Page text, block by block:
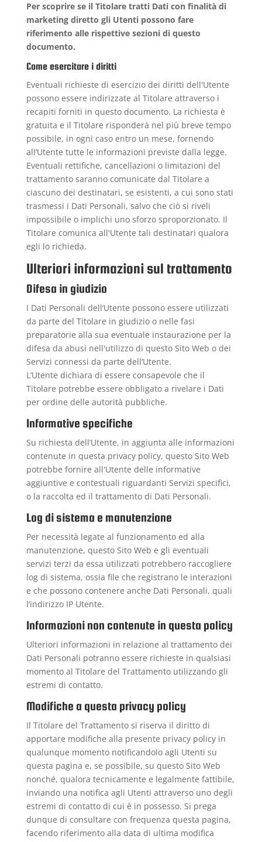
Per scoprire se il Titolare tratti Dati con finalità di
marketing diretto gli Utenti possono fare
riferimento alle rispettive sezioni di questo
documento.
Come esercitare i diritti
Eventuali richieste di esercizio dei diritti dell'Utente
possono essere indirizzate al Titolare attraverso i
recapiti forniti in questo documento. La richiesta è
gratuita e il Titolare risponderà nel più breve tempo
possibile, in ogni caso entro un mese, fornendo
all’Utente tutte le informazioni previste dalla legge.
Eventuali rettifiche, cancellazioni o limitazioni del
trattamento saranno comunicate dal Titolare a
ciascuno dei destinatari, se esistenti, a cui sono stati
trasmessi i Dati Personali, salvo che ciò si riveli
impossibile o implichi uno sforzo sproporzionato. Il
Titolare comunica all'Utente tali destinatari qualora
egli lo richieda.
Ulteriori informazioni sul trattamento
Difesa in giudizio
I Dati Personali dell’Utente possono essere utilizzati
da parte del Titolare in giudizio o nelle fasi
preparatorie alla sua eventuale instaurazione per la
difesa da abusi nell'utilizzo di questo Sito Web o dei
Servizi connessi da parte dell’Utente.
L’Utente dichiara di essere consapevole che il
Titolare potrebbe essere obbligato a rivelare i Dati
per ordine delle autorità pubbliche.
Informative specifiche
Su richiesta dell’Utente, in aggiunta alle informazioni
contenute in questa privacy policy, questo Sito Web
potrebbe fornire all'Utente delle informative
aggiuntive e contestuali riguardanti Servizi specifici,
o la raccolta ed il trattamento di Dati Personali.
Log di sistema e manutenzione
Per necessità legate al funzionamento ed alla
manutenzione, questo Sito Web e gli eventuali
servizi terzi da essa utilizzati potrebbero raccogliere
log di sistema, ossia file che registrano le interazioni
e che possono contenere anche Dati Personali, quali
l’indirizzo IP Utente.
Informazioni non contenute in questa policy
Ulteriori informazioni in relazione al trattamento dei
Dati Personali potranno essere richieste in qualsiasi
momento al Titolare del Trattamento utilizzando gli
estremi di contatto.
Modifiche a questa privacy policy
Il Titolare del Trattamento si riserva il diritto di
apportare modifiche alla presente privacy policy in
qualunque momento notificandolo agli Utenti su
questa pagina e, se possibile, su questo Sito Web
nonché, qualora tecnicamente e legalmente fattibile,
inviando una notifica agli Utenti attraverso uno degli
estremi di contatto di cui è in possesso. Si prega
dunque di consultare con frequenza questa pagina,
facendo riferimento alla data di ultima modifica